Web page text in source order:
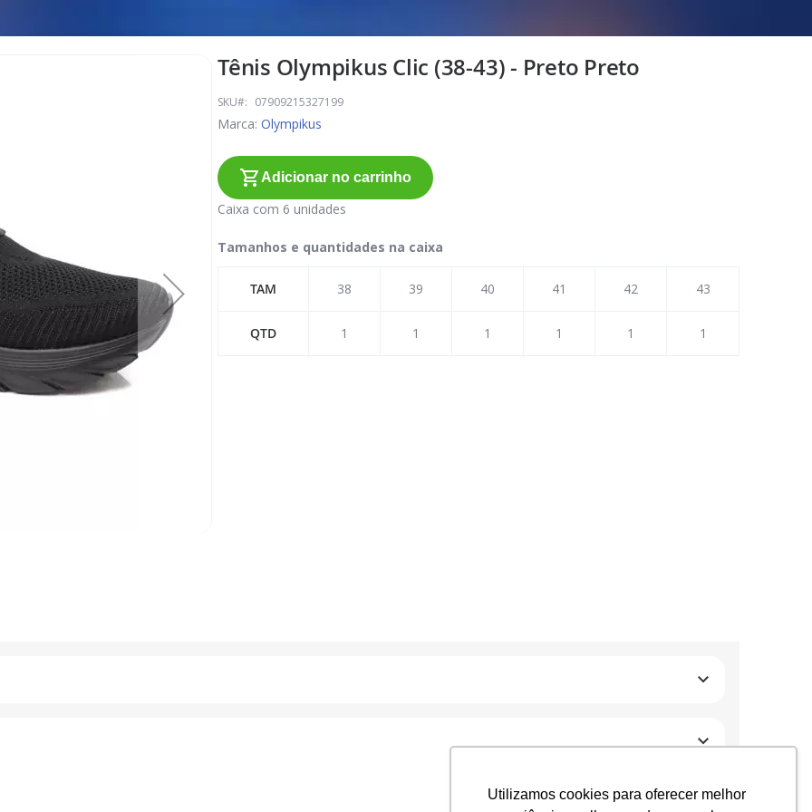
Utilizamos cookies para oferecer melhor
Tênis Olympikus Clic (38-43) - Preto Preto
SKU 07909215327199
Marca: Olympikus
Adicionar no carrinho
Caixa com 6 unidades
Tamanhos e quantidades na caixa
TAM 38 39 40 41 42 43
QTD 1 1 1 1 1 1